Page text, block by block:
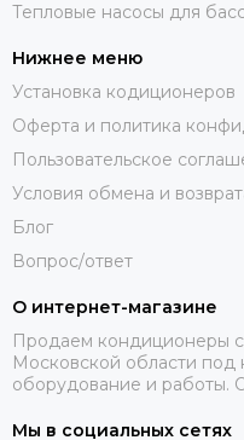
Тепловые насосы для
Нижнее меню
Установка кодиционеров
Оферта и политика
Пользовательское
Условия обмена и
Блог
Вопрос/ответ
О интернет-магазине
Продаем кондиционеры
Московской области под
оборудование и работы.
Мы в социальных сетях